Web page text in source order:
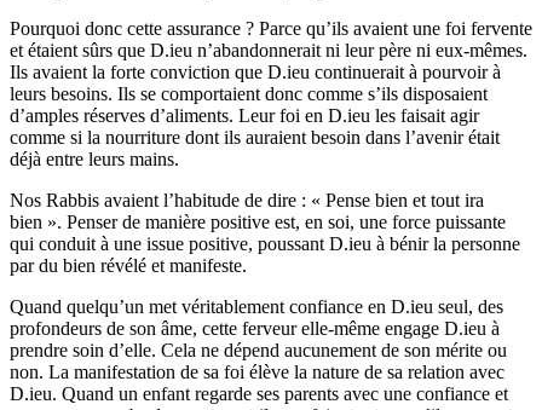
Pourquoi donc cette assurance ? Parce qu’ils avaient une foi fervente
et étaient sûrs que D.ieu n’abandonnerait ni leur père ni eux-mêmes.
Ils avaient la forte conviction que D.ieu continuerait à pourvoir à
leurs besoins. Ils se comportaient donc comme s’ils disposaient
d’amples réserves d’aliments. Leur foi en D.ieu les faisait agir
comme si la nourriture dont ils auraient besoin dans l’avenir était
déjà entre leurs mains.
Nos Rabbis avaient l’habitude de dire : « Pense bien et tout ira
bien ». Penser de manière positive est, en soi, une force puissante
qui conduit à une issue positive, poussant D.ieu à bénir la personne
par du bien révélé et manifeste.
Quand quelqu’un met véritablement confiance en D.ieu seul, des
profondeurs de son âme, cette ferveur elle-même engage D.ieu à
prendre soin d’elle. Cela ne dépend aucunement de son mérite ou
non. La manifestation de sa foi élève la nature de sa relation avec
D.ieu. Quand un enfant regarde ses parents avec une confiance et